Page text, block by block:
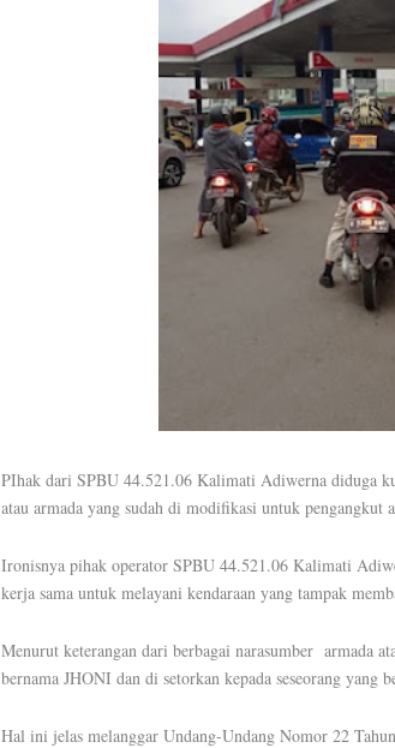
PIhak dari SPBU 44.521.06 Kalimati Adiwerna diduga
atau armada yang sudah di modifikasi untuk pengangkut
Ironisnya pihak operator SPBU 44.521.06 Kalimati
kerja sama untuk melayani kendaraan yang tampak
Menurut keterangan dari berbagai narasumber armada
bernama JHONI dan di setorkan kepada seseorang yang
Hal ini jelas melanggar Undang-Undang Nomor 22